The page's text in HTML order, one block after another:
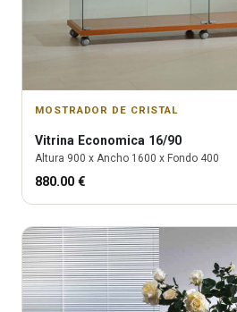
MOSTRADOR DE CRISTAL
Vitrina Economica 16/90
Altura 900 x Ancho 1600 x Fondo 400
880.00 €